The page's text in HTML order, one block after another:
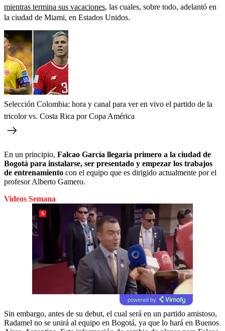
mientras termina sus vacaciones, las cuales, sobre todo, adelantó en
la ciudad de Miami, en Estados Unidos.
Selección Colombia: hora y canal para ver en vivo el partido de la
tricolor vs. Costa Rica por Copa América
En un principio, Falcao García llegaría primero a la ciudad de
Bogotá para instalarse, ser presentado y empezar los trabajos
de entrenamiento con el equipo que es dirigido actualmente por el
profesor Alberto Gamero.
Videos Semana
powered by
Sin embargo, antes de su debut, el cual será en un partido amistoso,
Radamel no se unirá al equipo en Bogotá, ya que lo hará en Buenos